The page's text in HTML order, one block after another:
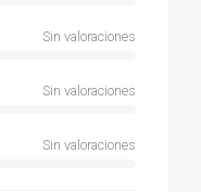
Sin valoraciones
Sin valoraciones
Sin valoraciones